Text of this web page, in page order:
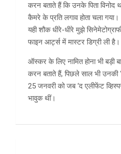
करन बताते हैं कि उनके पिता
कैमरे के प्रति लगाव होता चला गया।
यही शौक धीरे-धीरे मुझे
फाइन आर्ट्स में मास्टर डिग्री ली
ऑस्कर के लिए नामित होना भी बड़ी
करन बताते हैं, पिछले साल भी उनकी
25 जनवरी को जब ‘द एलीफेंट
भावुक थीं।